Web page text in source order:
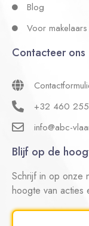
Blog
Voor makelaars
Contacteer ons
+32 460
info@abc-
Blijf op de
Schrijf in op onze
hoogte van acties